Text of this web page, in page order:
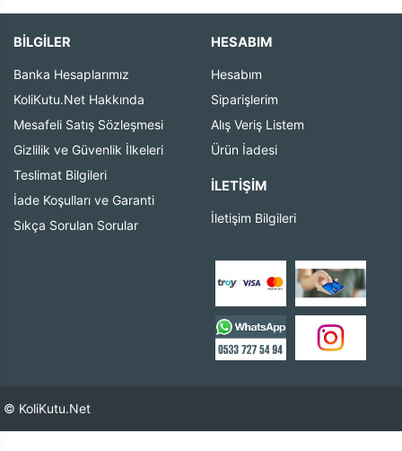
BİLGİLER
Banka Hesaplarımız
KoliKutu.Net Hakkında
Mesafeli Satış Sözleşmesi
Gizlilik ve Güvenlik İlkeleri
Teslimat Bilgileri
İade Koşulları ve Garanti
Sıkça Sorulan Sorular
HESABIM
Hesabım
Siparişlerim
Alış Veriş Listem
Ürün İadesi
İLETIŞIM
İletişim Bilgileri
© KoliKutu.Net